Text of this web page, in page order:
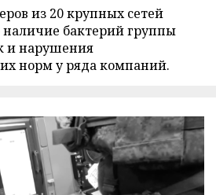
из 20 крупных сетей
наличие бактерий группы
и нарушения
норм у ряда компаний.